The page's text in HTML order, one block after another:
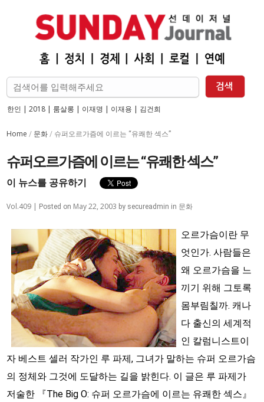
한인 | 2018| 룸살롱 | 이재명 | 이재용 | 김건희
Home / 문화 / 슈퍼오르가즘에 이르는 “유쾌한 섹스”
슈퍼오르가즘에 이르는 “유쾌한 섹스”
이 뉴스를 공유하기
Vol.409 | Posted on May 22, 2003 by secureadmin in 문화
오르가슴이란 무
엇인가. 사람들은
왜 오르가슴을 느
끼기 위해 그토록
몸부림칠까. 캐나
다 출신의 세계적
인 칼럼니스트이
자 베스트 셀러 작가인 루 파제, 그녀가 말하는 슈퍼 오르가슴
의 정체와 그것에 도달하는 길을 밝힌다. 이 글은 루 파제가
저술한 『The Big O: 슈퍼 오르가슴에 이르는 유쾌한 섹스』